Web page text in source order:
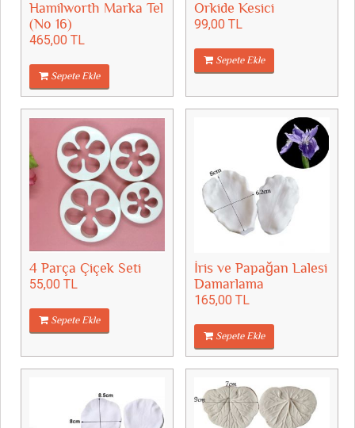
Hamilworth Marka Tel
(No 16)
465,00 TL
Sepete Ekle
Orkide Kesici
99,00 TL
Sepete Ekle
4 Parça Çiçek Seti
55,00 TL
Sepete Ekle
İris ve Papağan Lalesi
Damarlama
165,00 TL
Sepete Ekle